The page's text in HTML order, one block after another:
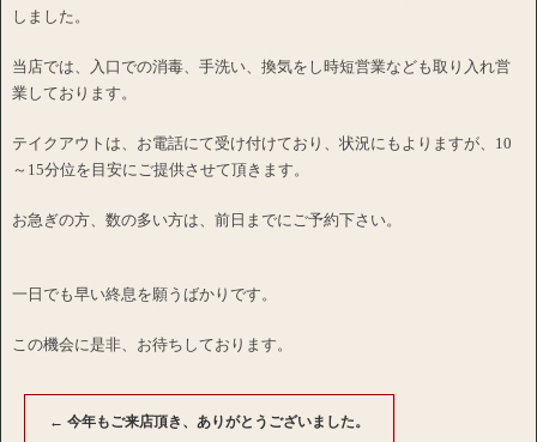
しました。
当店では、入口での消毒、手洗い、換気をし時短営業なども取り入れ営
業しております。
テイクアウトは、お電話にて受け付けており、状況にもよりますが、10
～15分位を目安にご提供させて頂きます。
お急ぎの方、数の多い方は、前日までにご予約下さい。
一日でも早い終息を願うばかりです。
この機会に是非、お待ちしております。
← 今年もご来店頂き、ありがとうございました。